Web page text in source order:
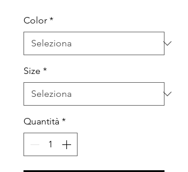
Color *
Size *
Quantità *